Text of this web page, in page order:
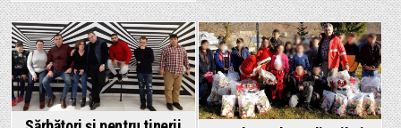
din
Vrancea,
la
Buzău
și
Rm.
Sărat,
organizate
de
către
Asociația
viață
și
moarte.
Posted
in
Posted
in